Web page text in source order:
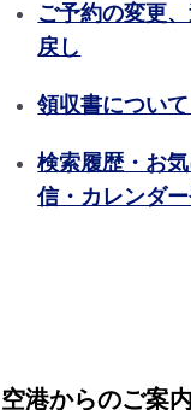
ご予約の変更
戻し
領収書について
検索履歴・お
信・カレンダ
空港からのご案内